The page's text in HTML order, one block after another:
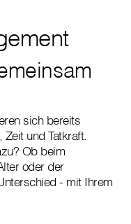
sich bereits
und Tatkraft.
Ob beim
oder der
- mit Ihrem